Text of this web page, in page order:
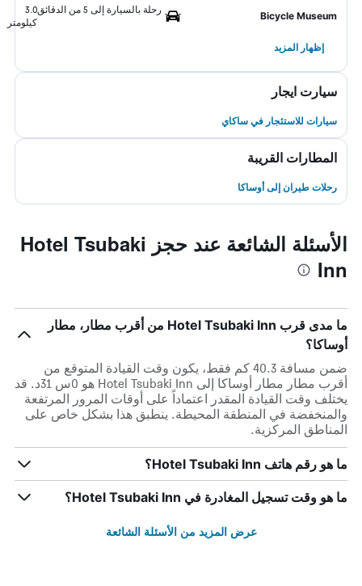
Bicycle Museum
رحلة بالسيارة إلى 5 من الدقائق
3.0
كيلومتر
إظهار المزيد
سيارت ايجار
سيارات للاستئجار في ساكاي
المطارات القريبة
رحلات طيران إلى أوساكا
الأسئلة الشائعة عند حجز Hotel Tsubaki
Inn
ما مدى قرب Hotel Tsubaki Inn من أقرب مطار، مطار
أوساكا؟
ضمن مسافة 40.3 كم فقط، يكون وقت القيادة المتوقع من
أقرب مطار مطار أوساكا إلى Hotel Tsubaki Inn هو 0س 31د. قد
يختلف وقت القيادة المقدر اعتماداً على أوقات المرور المرتفعة
والمنخفضة في المنطقة المحيطة. ينطبق هذا بشكل خاص على
المناطق المركزية.
ما هو رقم هاتف Hotel Tsubaki Inn؟
ما هو وقت تسجيل المغادرة في Hotel Tsubaki Inn؟
عرض المزيد من الأسئلة الشائعة